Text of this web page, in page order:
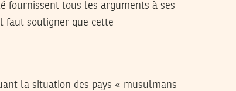
fournissent tous les arguments à ses
faut souligner que cette
la situation des pays « musulmans